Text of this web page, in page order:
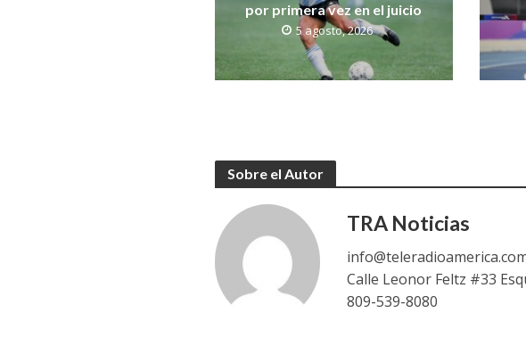
por primera vez en el juicio
5 agosto, 2026
Sobre el Autor
TRA Noticias
Calle Leonor Feltz #33
809-539-8080